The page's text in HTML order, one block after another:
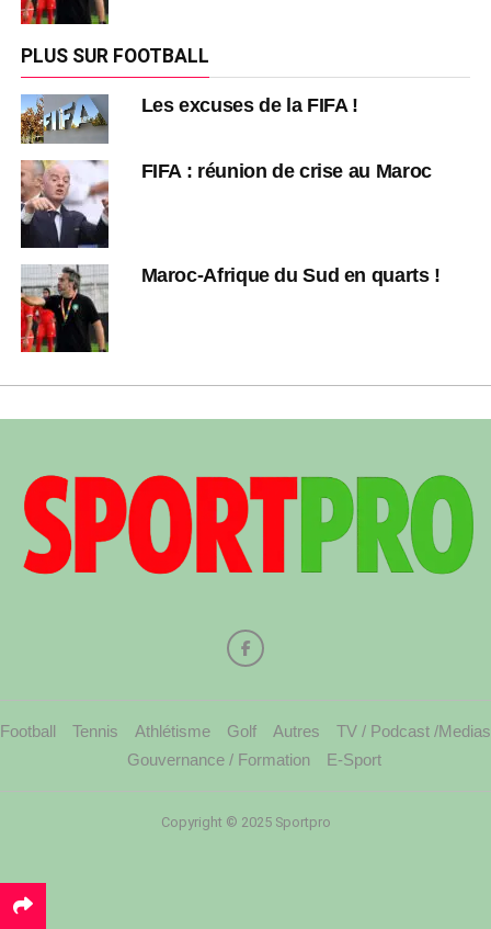
PLUS SUR FOOTBALL
Les excuses de la FIFA !
FIFA : réunion de crise au Maroc
Maroc-Afrique du Sud en quarts !
Football Tennis Athlétisme Golf Autres
TV / Podcast /Medias
Gouvernance / Formation
E-Sport
Copyright © 2025 Sportpro